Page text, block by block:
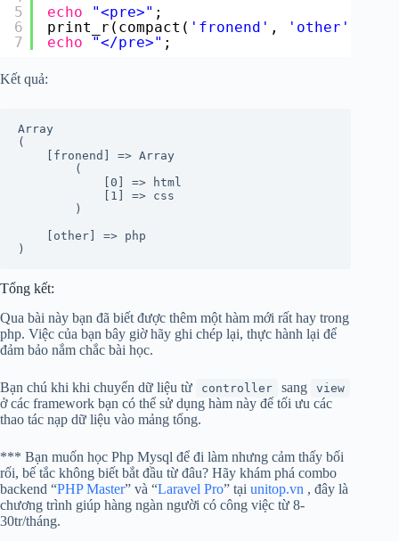
5
6
7
echo
"<pre>" ;
print_r(compact( 'fronend' , 'other'
echo
"</pre>" ;
Kết quả:
Array
(
)
Tổng kết:
Qua bài này bạn đã biết được thêm một hàm mới rất hay trong
php. Việc của bạn bây giờ hãy ghi chép lại, thực hành lại để
đảm bảo nắm chắc bài học.
Bạn chú khi khi chuyển dữ liệu từ controller sang view
ở các framework bạn có thể sử dụng hàm này để tối ưu các
thao tác nạp dữ liệu vào mảng tổng.
*** Bạn muốn học Php Mysql để đi làm nhưng cảm thấy bối
rối, bế tắc không biết bắt đầu từ đâu? Hãy khám phá combo
backend “PHP Master” và “Laravel Pro” tại unitop.vn , đây là
chương trình giúp hàng ngàn người có công việc từ 8-
30tr/tháng.